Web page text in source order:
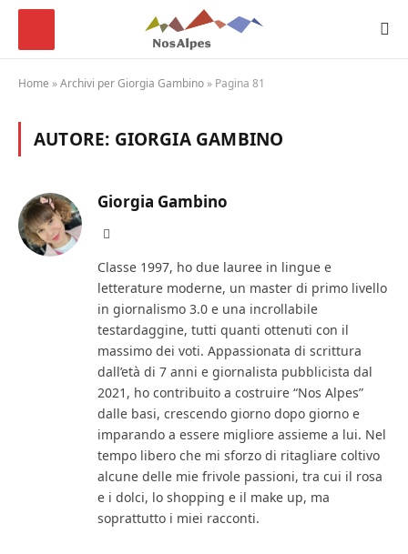
Home »Archivi per Giorgia Gambino » Pagina 81
AUTORE: GIORGIA GAMBINO
Giorgia Gambino
Classe 1997, ho due lauree in lingue e
letterature moderne, un master di primo livello
in giornalismo 3.0 e una incrollabile
testardaggine, tutti quanti ottenuti con il
massimo dei voti. Appassionata di scrittura
dall’età di 7 anni e giornalista pubblicista dal
2021, ho contribuito a costruire “Nos Alpes”
dalle basi, crescendo giorno dopo giorno e
imparando a essere migliore assieme a lui. Nel
tempo libero che mi sforzo di ritagliare coltivo
alcune delle mie frivole passioni, tra cui il rosa
e i dolci, lo shopping e il make up, ma
soprattutto i miei racconti.